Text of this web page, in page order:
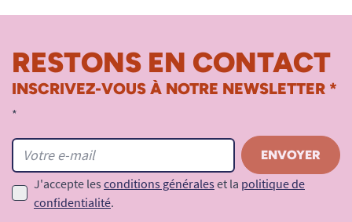
RESTONS EN CONTACT
INSCRIVEZ-VOUS À NOTRE NEWSLETTER *
*
J'accepte les conditions générales et la politique de
confidentialité.